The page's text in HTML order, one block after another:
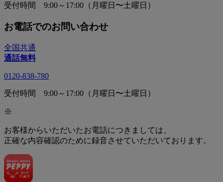
受付時間 9:00～17:00（月曜日〜土曜日）
お電話でのお問い合わせ
全国共通
通話無料
0120-838-780
受付時間 9:00～17:00（月曜日〜土曜日）
※
お客様からいただいたお電話につきましては、
正確な内容確認のために録音させていただいております。